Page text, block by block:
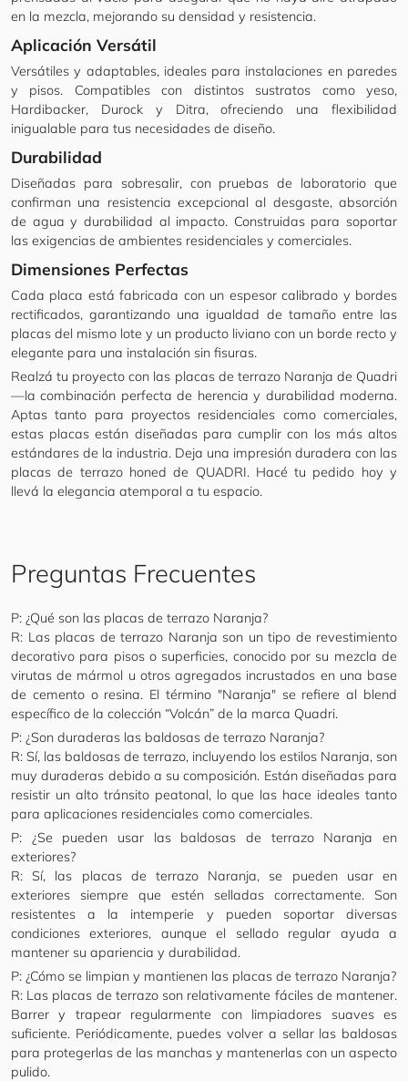
en la mezcla, mejorando su densidad y resistencia.
Aplicación Versátil
Versátiles y adaptables, ideales para instalaciones en paredes
y pisos. Compatibles con distintos sustratos como yeso,
Hardibacker, Durock y Ditra, ofreciendo una flexibilidad
inigualable para tus necesidades de diseño.
Durabilidad
Diseñadas para sobresalir, con pruebas de laboratorio que
confirman una resistencia excepcional al desgaste, absorción
de agua y durabilidad al impacto. Construidas para soportar
las exigencias de ambientes residenciales y comerciales.
Dimensiones Perfectas
Cada placa está fabricada con un espesor calibrado y bordes
rectificados, garantizando una igualdad de tamaño entre las
placas del mismo lote y un producto liviano con un borde recto y
elegante para una instalación sin fisuras.
Realzá tu proyecto con las placas de terrazo Naranja de Quadri
—la combinación perfecta de herencia y durabilidad moderna.
Aptas tanto para proyectos residenciales como comerciales,
estas placas están diseñadas para cumplir con los más altos
estándares de la industria. Deja una impresión duradera con las
placas de terrazo honed de QUADRI. Hacé tu pedido hoy y
llevá la elegancia atemporal a tu espacio.
Preguntas Frecuentes
P: ¿Qué son las placas de terrazo Naranja?
R: Las placas de terrazo Naranja son un tipo de revestimiento
decorativo para pisos o superficies, conocido por su mezcla de
virutas de mármol u otros agregados incrustados en una base
de cemento o resina. El término "Naranja" se refiere al blend
específico de la colección “Volcán” de la marca Quadri.
P: ¿Son duraderas las baldosas de terrazo Naranja?
R: Sí, las baldosas de terrazo, incluyendo los estilos Naranja, son
muy duraderas debido a su composición. Están diseñadas para
resistir un alto tránsito peatonal, lo que las hace ideales tanto
para aplicaciones residenciales como comerciales.
P: ¿Se pueden usar las baldosas de terrazo Naranja en
exteriores?
R: Sí, las placas de terrazo Naranja, se pueden usar en
exteriores siempre que estén selladas correctamente. Son
resistentes a la intemperie y pueden soportar diversas
condiciones exteriores, aunque el sellado regular ayuda a
mantener su apariencia y durabilidad.
P: ¿Cómo se limpian y mantienen las placas de terrazo Naranja?
R: Las placas de terrazo son relativamente fáciles de mantener.
Barrer y trapear regularmente con limpiadores suaves es
suficiente. Periódicamente, puedes volver a sellar las baldosas
para protegerlas de las manchas y mantenerlas con un aspecto
pulido.